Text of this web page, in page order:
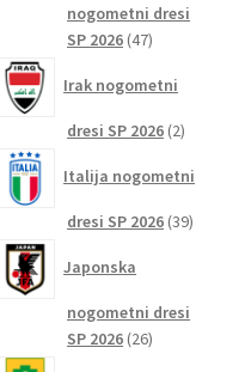
nogometni dresi
SP 2026 4747
Irak nogometni
dresi SP 2026 22
Italija nogometni
dresi SP 2026 3939
Japonska
nogometni dresi
SP 2026 2626